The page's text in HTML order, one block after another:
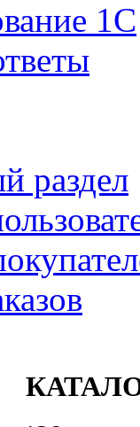
1С
раздел